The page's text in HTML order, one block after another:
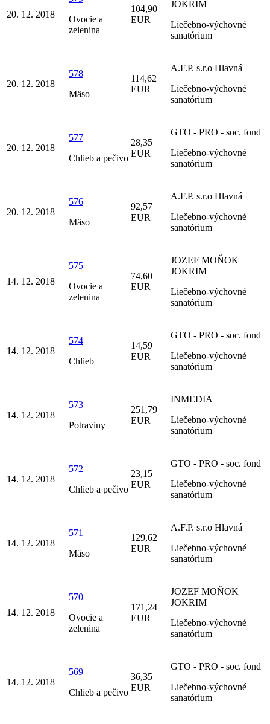
20. 12. 2018
Ovocie a
zelenina
104,90
EUR
JOKRIM
Liečebno-výchovné
sanatórium
20. 12. 2018
578
Mäso
114,62
EUR
A.F.P. s.r.o Hlavná
Liečebno-výchovné
sanatórium
20. 12. 2018
577
Chlieb a pečivo
28,35
EUR
GTO - PRO - soc. fond
Liečebno-výchovné
sanatórium
20. 12. 2018
576
Mäso
92,57
EUR
A.F.P. s.r.o Hlavná
Liečebno-výchovné
sanatórium
14. 12. 2018
575
Ovocie a
zelenina
74,60
EUR
JOZEF MOŇOK
JOKRIM
Liečebno-výchovné
sanatórium
14. 12. 2018
574
Chlieb
14,59
EUR
GTO - PRO - soc. fond
Liečebno-výchovné
sanatórium
14. 12. 2018
573
Potraviny
251,79
EUR
INMEDIA
Liečebno-výchovné
sanatórium
14. 12. 2018
572
Chlieb a pečivo
23,15
EUR
GTO - PRO - soc. fond
Liečebno-výchovné
sanatórium
14. 12. 2018
571
Mäso
129,62
EUR
A.F.P. s.r.o Hlavná
Liečebno-výchovné
sanatórium
14. 12. 2018
570
Ovocie a
zelenina
171,24
EUR
JOZEF MOŇOK
JOKRIM
Liečebno-výchovné
sanatórium
14. 12. 2018
569
Chlieb a pečivo
36,35
EUR
GTO - PRO - soc. fond
Liečebno-výchovné
sanatórium